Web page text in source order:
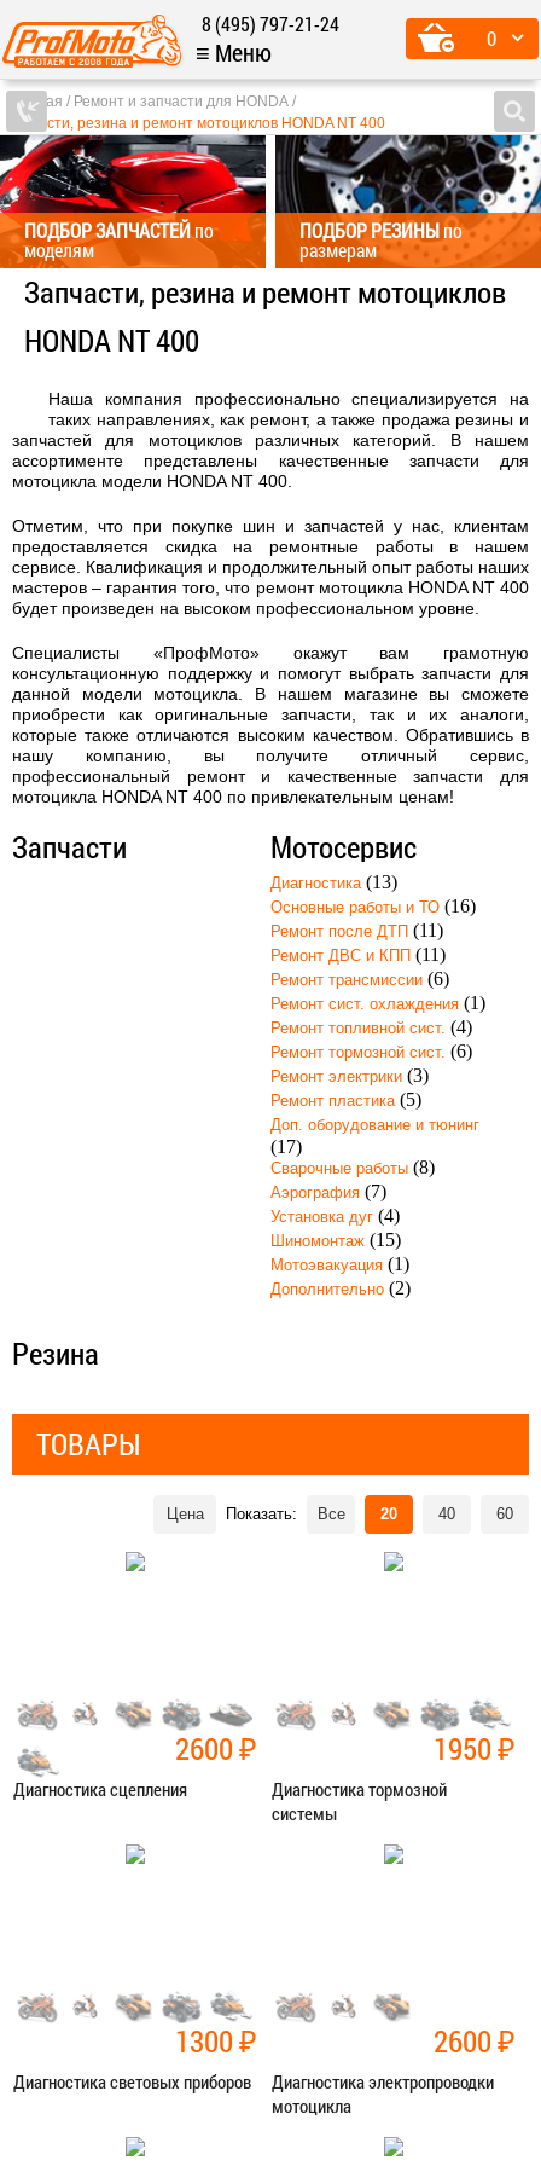
8 (495) 797-21-24
0
≡ Меню
Главная
Ремонт и запчасти для HONDA
Запчасти, резина и ремонт мотоциклов HONDA NT 400
ПОДБОР ЗАПЧАСТЕЙпо
моделям
ПОДБОР РЕЗИНЫпо
размерам
Запчасти, резина и ремонт мотоциклов
HONDA NT 400
Наша компания профессионально специализируется на
таких направлениях, как ремонт, а также продажа резины и
запчастей для мотоциклов различных категорий. В нашем
ассортименте представлены качественные запчасти для
мотоцикла модели HONDA NT 400.
Отметим, что при покупке шин и запчастей у нас, клиентам
предоставляется скидка на ремонтные работы в нашем
сервисе. Квалификация и продолжительный опыт работы наших
мастеров – гарантия того, что ремонт мотоцикла HONDA NT 400
будет произведен на высоком профессиональном уровне.
Специалисты «ПрофМото» окажут вам грамотную
консультационную поддержку и помогут выбрать запчасти для
данной модели мотоцикла. В нашем магазине вы сможете
приобрести как оригинальные запчасти, так и их аналоги,
которые также отличаются высоким качеством. Обратившись в
нашу компанию, вы получите отличный сервис,
профессиональный ремонт и качественные запчасти для
мотоцикла HONDA NT 400 по привлекательным ценам!
Запчасти Мотосервис
Диагностика(13)
Основные работы и ТО(16)
Ремонт после ДТП(11)
Ремонт ДВС и КПП(11)
Ремонт трансмиссии(6)
Ремонт сист. охлаждения(1)
Ремонт топливной сист. (4)
Ремонт тормозной сист. (6)
Ремонт электрики(3)
Ремонт пластика(5)
Доп. оборудование и тюнинг
(17)
Сварочные работы(8)
Аэрография(7)
Установка дуг(4)
Шиномонтаж(15)
Мотоэвакуация(1)
Дополнительно(2)
Резина
ТОВАРЫ
Показать: Все 20 40 60
Цена
2600₽
Диагностика сцепления
Диагностика
1950₽
Диагностика тормозной
системы
Диагностика
1300₽
Диагностика световых приборов
Диагностика
2600₽
Диагностика электропроводки
мотоцикла
Диагностика